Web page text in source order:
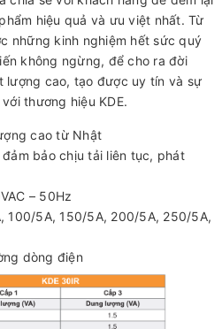
hiệu quả và ưu việt nhất. Từ
những kinh nghiệm hết sức quý
không ngừng, để cho ra đời
lượng cao, tạo được uy tín và sự
thương hiệu KDE.
cao từ Nhật
bảo chịu tải liên tục, phát
– 50Hz
100/5A, 150/5A, 200/5A, 250/5A,
dòng điện